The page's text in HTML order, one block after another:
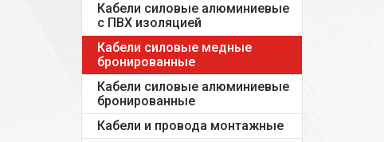
Кабели силовые алюминиевые
с ПВХ изоляцией
Кабели силовые медные
бронированные
Кабели силовые алюминиевые
бронированные
Кабели и провода монтажные